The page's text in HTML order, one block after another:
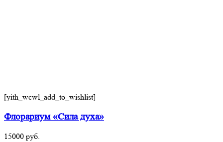
[yith_wcwl_add_to_wishlist]
Флорариум «Сила духа»
15000 руб.